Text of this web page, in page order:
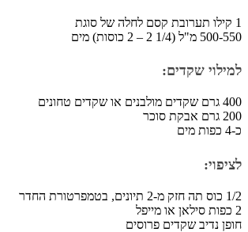
1 קילו תערובת קסם לחלה של סוגת
500-550 מ"ל (1/4 2 – 2 כוסות) מים
למילוי שקדים:
400 גרם שקדים מולבנים או שקדים טחונים
200 גרם אבקת סוכר
כ-4 כפות מים
לציפוי:
1/2 כוס תה חזק מ-2 תיונים, בטמפרטורת החדר
2 כפות סילאן או מייפל
חופן נדיב שקדים פרוסים